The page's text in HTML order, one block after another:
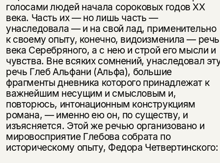
голосами людей начала сороковых годов XX
века. Часть их — но лишь часть —
унаследовала — и на свой лад, применительно
к своему опыту, конечно, видоизменила — речь
века Серебряного, а с нею и строй его мысли и
чувства. Вне всяких сомнений, унаследовал
речь Глеб Альфани (Альфа), большие
фрагменты дневника которого принадлежат к
важнейшим несущим и смысловым и,
повторюсь, интонационным конструкциям
романа, — именно ею он, по существу, и
изъясняется. Этой же речью организовано и
мировосприятие Глебова собрата по
историческому опыту, Федора Четвертинского: